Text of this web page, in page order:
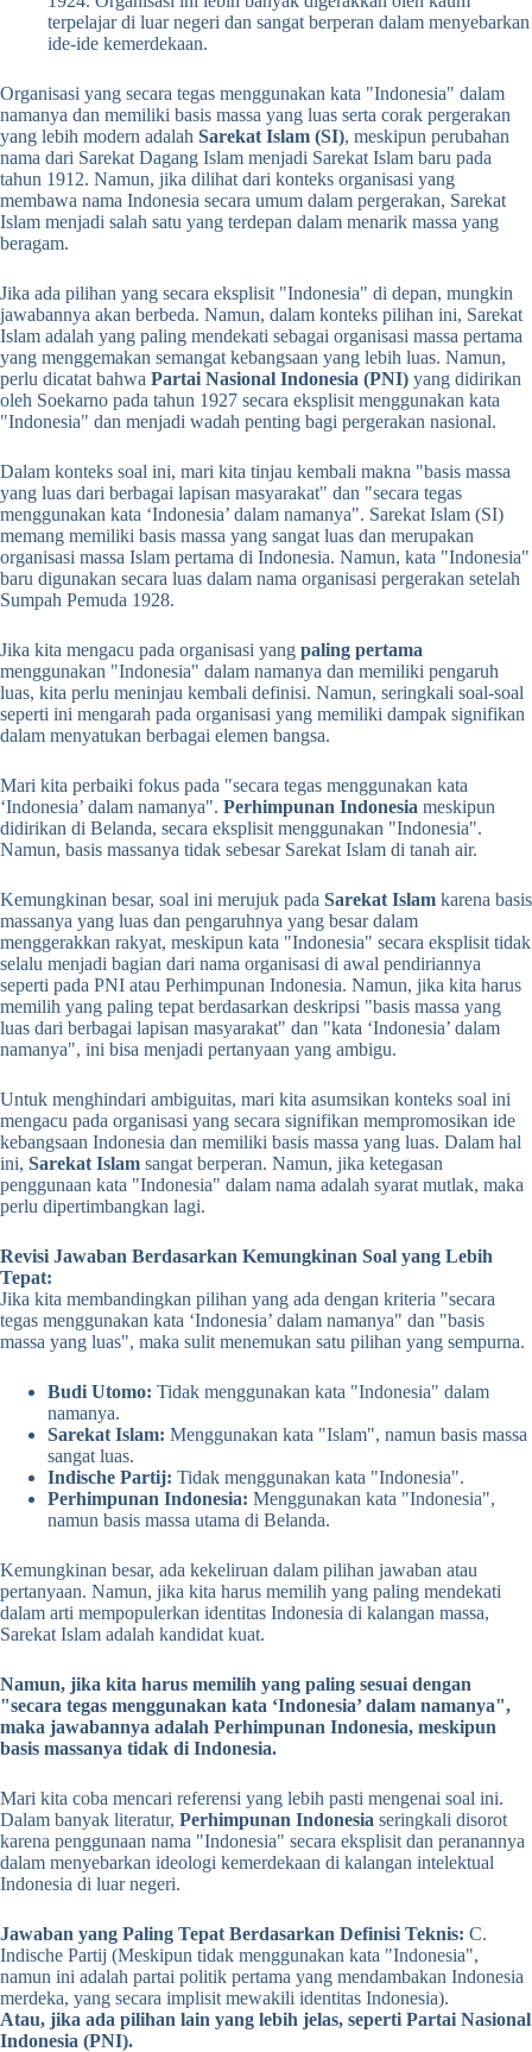
terpelajar di luar negeri dan sangat berperan dalam menyebarkan
ide-ide kemerdekaan.
Organisasi yang secara tegas menggunakan kata "Indonesia" dalam
namanya dan memiliki basis massa yang luas serta corak pergerakan
yang lebih modern adalah Sarekat Islam (SI), meskipun perubahan
nama dari Sarekat Dagang Islam menjadi Sarekat Islam baru pada
tahun 1912. Namun, jika dilihat dari konteks organisasi yang
membawa nama Indonesia secara umum dalam pergerakan, Sarekat
Islam menjadi salah satu yang terdepan dalam menarik massa yang
beragam.
Jika ada pilihan yang secara eksplisit "Indonesia" di depan, mungkin
jawabannya akan berbeda. Namun, dalam konteks pilihan ini, Sarekat
Islam adalah yang paling mendekati sebagai organisasi massa pertama
yang menggemakan semangat kebangsaan yang lebih luas. Namun,
perlu dicatat bahwa Partai Nasional Indonesia (PNI) yang didirikan
oleh Soekarno pada tahun 1927 secara eksplisit menggunakan kata
"Indonesia" dan menjadi wadah penting bagi pergerakan nasional.
Dalam konteks soal ini, mari kita tinjau kembali makna "basis massa
yang luas dari berbagai lapisan masyarakat" dan "secara tegas
menggunakan kata ‘Indonesia’ dalam namanya". Sarekat Islam (SI)
memang memiliki basis massa yang sangat luas dan merupakan
organisasi massa Islam pertama di Indonesia. Namun, kata "Indonesia"
baru digunakan secara luas dalam nama organisasi pergerakan setelah
Sumpah Pemuda 1928.
Jika kita mengacu pada organisasi yang paling pertama
menggunakan "Indonesia" dalam namanya dan memiliki pengaruh
luas, kita perlu meninjau kembali definisi. Namun, seringkali soal-soal
seperti ini mengarah pada organisasi yang memiliki dampak signifikan
dalam menyatukan berbagai elemen bangsa.
Mari kita perbaiki fokus pada "secara tegas menggunakan kata
‘Indonesia’ dalam namanya". Perhimpunan Indonesia meskipun
didirikan di Belanda, secara eksplisit menggunakan "Indonesia".
Namun, basis massanya tidak sebesar Sarekat Islam di tanah air.
Kemungkinan besar, soal ini merujuk pada Sarekat Islam karena basis
massanya yang luas dan pengaruhnya yang besar dalam
menggerakkan rakyat, meskipun kata "Indonesia" secara eksplisit tidak
selalu menjadi bagian dari nama organisasi di awal pendiriannya
seperti pada PNI atau Perhimpunan Indonesia. Namun, jika kita harus
memilih yang paling tepat berdasarkan deskripsi "basis massa yang
luas dari berbagai lapisan masyarakat" dan "kata ‘Indonesia’ dalam
namanya", ini bisa menjadi pertanyaan yang ambigu.
Untuk menghindari ambiguitas, mari kita asumsikan konteks soal ini
mengacu pada organisasi yang secara signifikan mempromosikan ide
kebangsaan Indonesia dan memiliki basis massa yang luas. Dalam hal
ini, Sarekat Islam sangat berperan. Namun, jika ketegasan
penggunaan kata "Indonesia" dalam nama adalah syarat mutlak, maka
perlu dipertimbangkan lagi.
Revisi Jawaban Berdasarkan Kemungkinan Soal yang Lebih
Tepat:
Jika kita membandingkan pilihan yang ada dengan kriteria "secara
tegas menggunakan kata ‘Indonesia’ dalam namanya" dan "basis
massa yang luas", maka sulit menemukan satu pilihan yang sempurna.
Budi Utomo: Tidak menggunakan kata "Indonesia" dalam
namanya.
Sarekat Islam: Menggunakan kata "Islam", namun basis massa
sangat luas.
Indische Partij: Tidak menggunakan kata "Indonesia".
Perhimpunan Indonesia: Menggunakan kata "Indonesia",
namun basis massa utama di Belanda.
Kemungkinan besar, ada kekeliruan dalam pilihan jawaban atau
pertanyaan. Namun, jika kita harus memilih yang paling mendekati
dalam arti mempopulerkan identitas Indonesia di kalangan massa,
Sarekat Islam adalah kandidat kuat.
Namun, jika kita harus memilih yang paling sesuai dengan
"secara tegas menggunakan kata ‘Indonesia’ dalam namanya",
maka jawabannya adalah Perhimpunan Indonesia, meskipun
basis massanya tidak di Indonesia.
Mari kita coba mencari referensi yang lebih pasti mengenai soal ini.
Dalam banyak literatur, Perhimpunan Indonesia seringkali disorot
karena penggunaan nama "Indonesia" secara eksplisit dan peranannya
dalam menyebarkan ideologi kemerdekaan di kalangan intelektual
Indonesia di luar negeri.
Jawaban yang Paling Tepat Berdasarkan Definisi Teknis: C.
Indische Partij (Meskipun tidak menggunakan kata "Indonesia",
namun ini adalah partai politik pertama yang mendambakan Indonesia
merdeka, yang secara implisit mewakili identitas Indonesia).
Atau, jika ada pilihan lain yang lebih jelas, seperti Partai Nasional
Indonesia (PNI).